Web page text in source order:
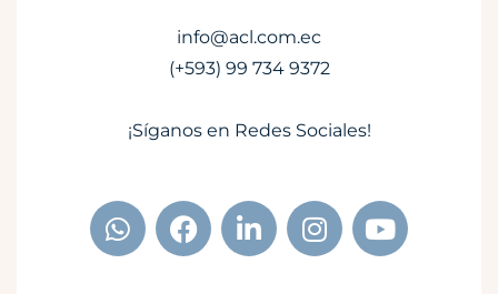
info@acl.com.ec
(+593) 99 734 9372
¡Síganos en Redes Sociales!
W
h
a
F
a
c
L
i
n
I
n
s
Y
o
u